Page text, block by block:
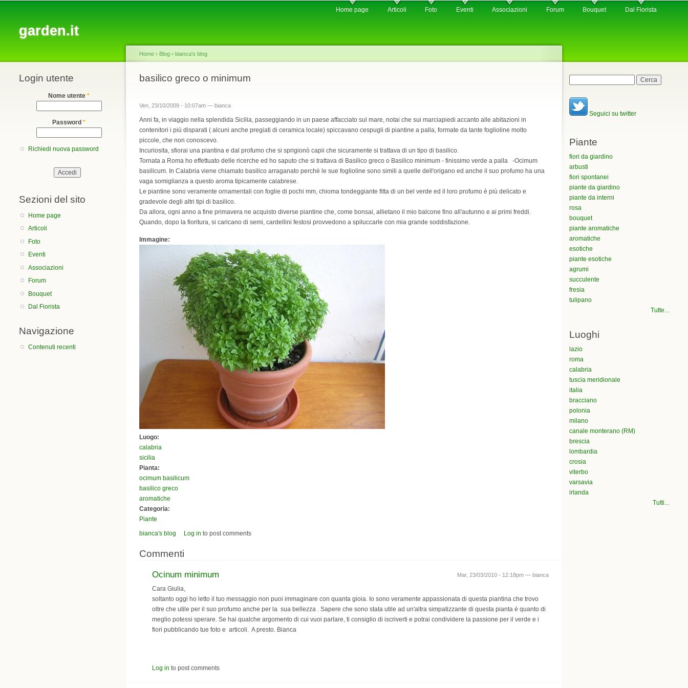
garden.it
Home page Articoli Foto Eventi Associazioni Forum Bouquet Dal Fiorista
Login utente
Nome utente *
Password *
Richiedi nuova password
Sezioni del sito
Home page
Articoli
Foto
Eventi
Associazioni
Forum
Bouquet
Dal Fiorista
Navigazione
Contenuti recenti
You are here
Home › Blog › bianca's blog
basilico greco o minimum
Ven, 23/10/2009 - 10:07am — bianca
Anni fa, in viaggio nella splendida Sicilia, passeggiando in un paese affacciato sul mare, notai che sui marciapiedi accanto alle abitazioni in
contenitori i più disparati ( alcuni anche pregiati di ceramica locale) spiccavano cespugli di piantine a palla, formate da tante foglioline molto
piccole, che non conoscevo.
Incuriosita, sfiorai una piantina e dal profumo che si sprigionò capii che sicuramente si trattava di un tipo di basilico.
Tornata a Roma ho effettuato delle ricerche ed ho saputo che si trattava di Basilico greco o Basilico minimum - finissimo verde a palla -Ocimum
basilicum. In Calabria viene chiamato basilico arraganato perchè le sue foglioline sono simili a quelle dell'origano ed anche il suo profumo ha una
vaga somiglianza a questo aroma tipicamente calabrese.
Le piantine sono veramente ornamentali con foglie di pochi mm, chioma tondeggiante fitta di un bel verde ed il loro profumo è più delicato e
gradevole degli altri tipi di basilico.
Da allora, ogni anno a fine primavera ne acquisto diverse piantine che, come bonsai, allietano il mio balcone fino all'autunno e ai primi freddi.
Quando, dopo la fioritura, si caricano di semi, cardellini festosi provvedono a spiluccarle con mia grande soddisfazione.
Immagine:
Luogo:
calabria
sicilia
Pianta:
ocimum basilicum
basilico greco
aromatiche
Categoria:
Piante
bianca's blog
Log in to post comments
Commenti
Mar, 23/03/2010 - 12:18pm — bianca
Ocinum minimum
Cara Giulia,
soltanto oggi ho letto il tuo messaggio non puoi immaginare con quanta gioia. Io sono veramente appassionata di questa piantina che trovo
oltre che utile per il suo profumo anche per la sua bellezza . Sapere che sono stata utile ad un'altra simpatizzante di questa pianta é quanto di
meglio potessi sperare. Se hai qualche argomento di cui vuoi parlare, ti consiglio di iscriverti e potrai condividere la passione per il verde e i
fiori pubblicando tue foto e articoli. A presto. Bianca
Log in to post comments
Maschera di ricerca
Seguici su twitter
Piante
fiori da giardino
arbusti
fiori spontanei
piante da giardino
piante da interni
rosa
bouquet
piante aromatiche
aromatiche
esotiche
piante esotiche
agrumi
succulente
fresia
tulipano
Tutte...
Luoghi
lazio
roma
calabria
tuscia meridionale
italia
bracciano
polonia
milano
canale monterano (RM)
brescia
lombardia
crosia
viterbo
varsavia
irlanda
Tutti...